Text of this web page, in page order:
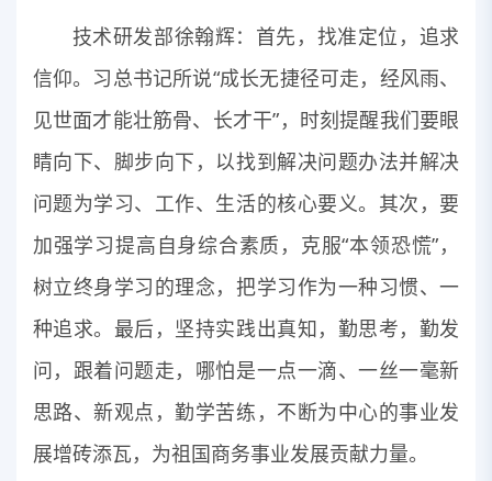
技术研发部徐翰辉：首先，找准定位，追求
信仰。习总书记所说“成长无捷径可走，经风雨、
见世面才能壮筋骨、长才干”，时刻提醒我们要眼
睛向下、脚步向下，以找到解决问题办法并解决
问题为学习、工作、生活的核心要义。其次，要
加强学习提高自身综合素质，克服“本领恐慌”，
树立终身学习的理念，把学习作为一种习惯、一
种追求。最后，坚持实践出真知，勤思考，勤发
问，跟着问题走，哪怕是一点一滴、一丝一毫新
思路、新观点，勤学苦练，不断为中心的事业发
展增砖添瓦，为祖国商务事业发展贡献力量。